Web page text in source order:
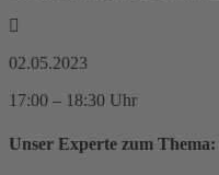
02.05.2023
17:00 – 18:30 Uhr
Unser Experte zum Thema: